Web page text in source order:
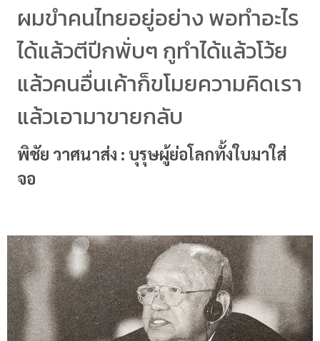
ผมขำคนไทยอยู่อย่าง พอทำอะไร
ได้แล้วตีปีกพั่บๆ กูทำได้แล้วโว้ย
แล้วคนอื่นเค้าก็ขโมยความคิดเรา
แล้วเอามาขายกลับ
พิชัย วาศนาส่ง : บุรุษผู้ย่อโลกทั้งใบมาใส่
จอ